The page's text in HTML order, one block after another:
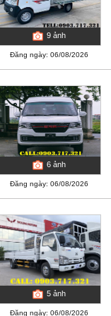
9 ảnh
Đăng ngày: 06/08/2026
6 ảnh
Đăng ngày: 06/08/2026
5 ảnh
Đăng ngày: 06/08/2026